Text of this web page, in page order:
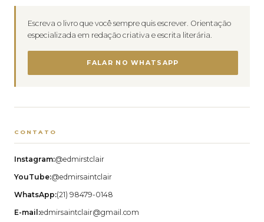
Escreva o livro que você sempre quis escrever. Orientação
especializada em redação criativa e escrita literária.
FALAR NO WHATSAPP
CONTATO
Instagram:@edmirstclair
YouTube:@edmirsaintclair
WhatsApp:(21) 98479-0148
E-mail:edmirsaintclair@gmail.com